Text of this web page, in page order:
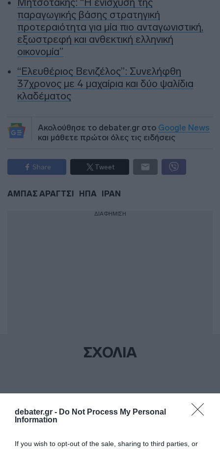
debater.gr - Do Not Process My Personal
Information
If you wish to opt-out of the sale, sharing to third parties, or
Μητσοτάκης: “Η ενίσχυση της
παραγωγικής βάσης στρατηγική
προτεραιότητα για μία πιο ανταγωνιστική,
εξωστρεφή και ανθεκτική ελληνική
οικονομία”
“Ελευθέριος Βενιζέλος”: Συνελήφθη
37χρονος με 4 μαχαίρια και δύο ψαλίδια
κλαδέματος
Ακολούθησε το debater.gr στο Google News
και μάθετε πρώτοι όλες τις ειδήσεις
Share Tweet
ΑΜΠΑΣ ΑΡΑΓΤΣΙ ΗΠΑ ΙΡΑΝ
ΔΙΑΦΗΜΙΣΗ
ΣΧΟΛΙΑ